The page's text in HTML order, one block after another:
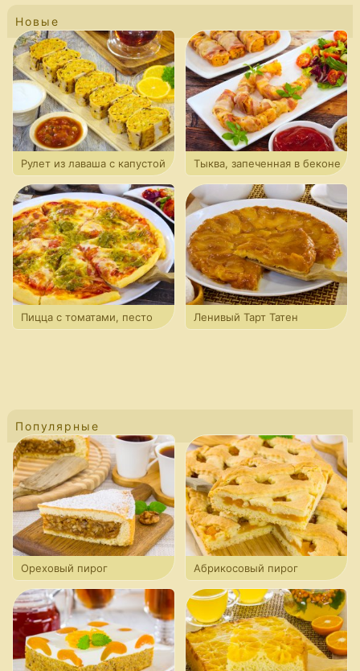
Новые
Рулет из лаваша с капустой Тыква, запеченная в беконе
Пицца с томатами, песто
Ленивый Тарт Татен
Популярные
Ореховый пирог Абрикосовый пирог